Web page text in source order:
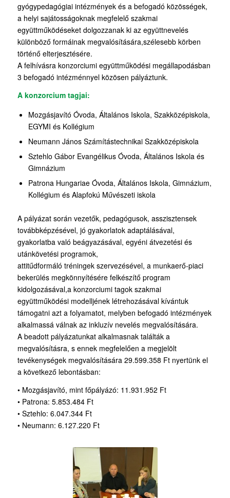
gyógypedagógiai intézmények és a befogadó közösségek,
a helyi sajátosságoknak megfelelő szakmai
együttműködéseket dolgozzanak ki az együttnevelés
különböző formáinak megvalósítására,szélesebb körben
történő elterjesztésére.
A felhívásra konzorciumi együttműködési megállapodásban
3 befogadó intézménnyel közösen pályáztunk.
A konzorcium tagjai:
Mozgásjavító Óvoda, Általános Iskola, Szakközépiskola,
EGYMI és Kollégium
Neumann János Számítástechnikai Szakközépiskola
Sztehlo Gábor Evangélikus Óvoda, Általános Iskola és
Gimnázium
Patrona Hungariae Óvoda, Általános Iskola, Gimnázium,
Kollégium és Alapfokú Művészeti iskola
A pályázat során vezetők, pedagógusok, asszisztensek
továbbképzésével, jó gyakorlatok adaptálásával,
gyakorlatba való beágyazásával, egyéni átvezetési és
utánkövetési programok,
attitűdformáló tréningek szervezésével, a munkaerő-piaci
bekerülés megkönnyítésére felkészítő program
kidolgozásával,a konzorciumi tagok szakmai
együttműködési modelljének létrehozásával kívántuk
támogatni azt a folyamatot, melyben befogadó intézmények
alkalmassá válnak az inkluzív nevelés megvalósítására.
A beadott pályázatunkat alkalmasnak találták a
megvalósításra, s ennek megfelelően a megjelölt
tevékenységek megvalósítására 29.599.358 Ft nyertünk el
a következő lebontásban:
• Mozgásjavító, mint főpályázó: 11.931.952 Ft
• Patrona: 5.853.484 Ft
• Sztehlo: 6.047.344 Ft
• Neumann: 6.127.220 Ft